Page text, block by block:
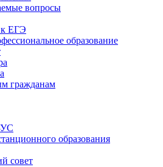
вопросы
к ЕГЭ
образование
гражданам
образования
совет